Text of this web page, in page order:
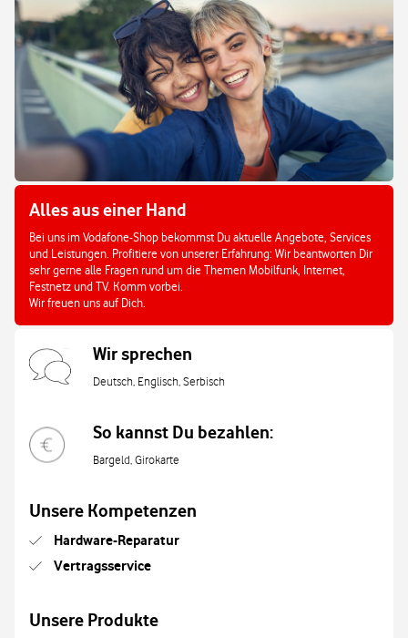
Alles aus einer Hand
Bei uns im Vodafone-Shop bekommst Du aktuelle Angebote, Services
und Leistungen. Profitiere von unserer Erfahrung: Wir beantworten Dir
sehr gerne alle Fragen rund um die Themen Mobilfunk, Internet,
Festnetz und TV. Komm vorbei.
Wir freuen uns auf Dich.
Wir sprechen
Deutsch, Englisch, Serbisch
So kannst Du bezahlen:
Bargeld, Girokarte
Unsere Kompetenzen
Hardware-Reparatur
Vertragsservice
Unsere Produkte